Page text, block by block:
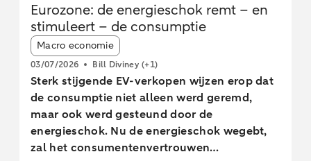
Eurozone: de energieschok remt – en
stimuleert – de consumptie
Article tags:
Macro economie
03/07/2026 Bill Diviney (+1)
Sterk stijgende EV-verkopen wijzen erop dat
de consumptie niet alleen werd geremd,
maar ook werd gesteund door de
energieschok. Nu de energieschok wegebt,
zal het consumentenvertrouwen